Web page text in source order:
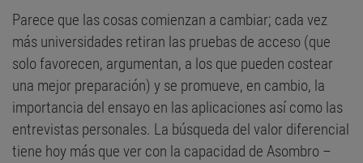
Parece que las cosas comienzan a cambiar; cada vez
más universidades retiran las pruebas de acceso (que
solo favorecen, argumentan, a los que pueden costear
una mejor preparación) y se promueve, en cambio, la
importancia del ensayo en las aplicaciones así como las
entrevistas personales. La búsqueda del valor diferencial
tiene hoy más que ver con la capacidad de Asombro –